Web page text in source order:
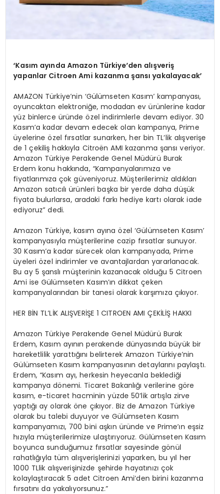
‘Kasım ayında Amazon Türkiye’den alışveriş
yapanlar Citroen Ami kazanma şansı yakalayacak’
AMAZON Türkiye’nin ‘Gülümseten Kasım’ kampanyası,
oyuncaktan elektroniğe, modadan ev ürünlerine kadar
yüz binlerce üründe özel indirimlerle devam ediyor. 30
Kasım’a kadar devam edecek olan kampanya, Prime
üyelerine özel fırsatlar sunarken, her bin TL’lik alışverişe
de 1 çekiliş hakkıyla Citroën AMI kazanma şansı veriyor.
Amazon Türkiye Perakende Genel Müdürü Burak
Erdem konu hakkında, “Kampanyalarımıza ve
fiyatlarımıza çok güveniyoruz. Müşterilerimiz aldıkları
Amazon satıcılı ürünleri başka bir yerde daha düşük
fiyata bulurlarsa, aradaki farkı hediye kartı olarak iade
ediyoruz” dedi.
Amazon Türkiye, kasım ayına özel ‘Gülümseten Kasım’
kampanyasıyla müşterilerine cazip fırsatlar sunuyor.
30 Kasım’a kadar sürecek olan kampanyada, Prime
üyeleri özel indirimler ve avantajlardan yararlanacak.
Bu ay 5 şanslı müşterinin kazanacak olduğu 5 Citroen
Ami ise Gülümseten Kasım’ın dikkat çeken
kampanyalarından bir tanesi olarak karşımıza çıkıyor.
HER BİN TL’LİK ALIŞVERİŞE 1 CITROEN AMI ÇEKİLİŞ HAKKI
Amazon Türkiye Perakende Genel Müdürü Burak
Erdem, Kasım ayının perakende dünyasında büyük bir
hareketlilik yarattığını belirterek Amazon Türkiye’nin
Gülümseten Kasım kampanyasının detaylarını paylaştı.
Erdem, “Kasım ayı, herkesin heyecanla beklediği
kampanya dönemi. Ticaret Bakanlığı verilerine göre
kasım, e-ticaret hacminin yüzde 50’lik artışla zirve
yaptığı ay olarak öne çıkıyor. Biz de Amazon Türkiye
olarak bu talebi duyuyor ve Gülümseten Kasım
kampanyamızı, 700 bini aşkın üründe ve Prime’ın eşsiz
hızıyla müşterilerimize ulaştırıyoruz. Gülümseten Kasım
boyunca sunduğumuz fırsatlar sayesinde gönül
rahatlığıyla tüm alışverişlerinizi yaparken, bu yıl her
1000 TLlik alışverişinizde şehirde hayatınızı çok
kolaylaştıracak 5 adet Citroen Ami’den birini kazanma
fırsatını da yakalıyorsunuz.”